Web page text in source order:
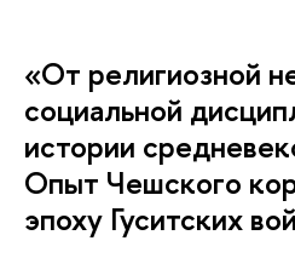
«От религиозной
социальной
истории
Опыт Чешского
эпоху Гуситских